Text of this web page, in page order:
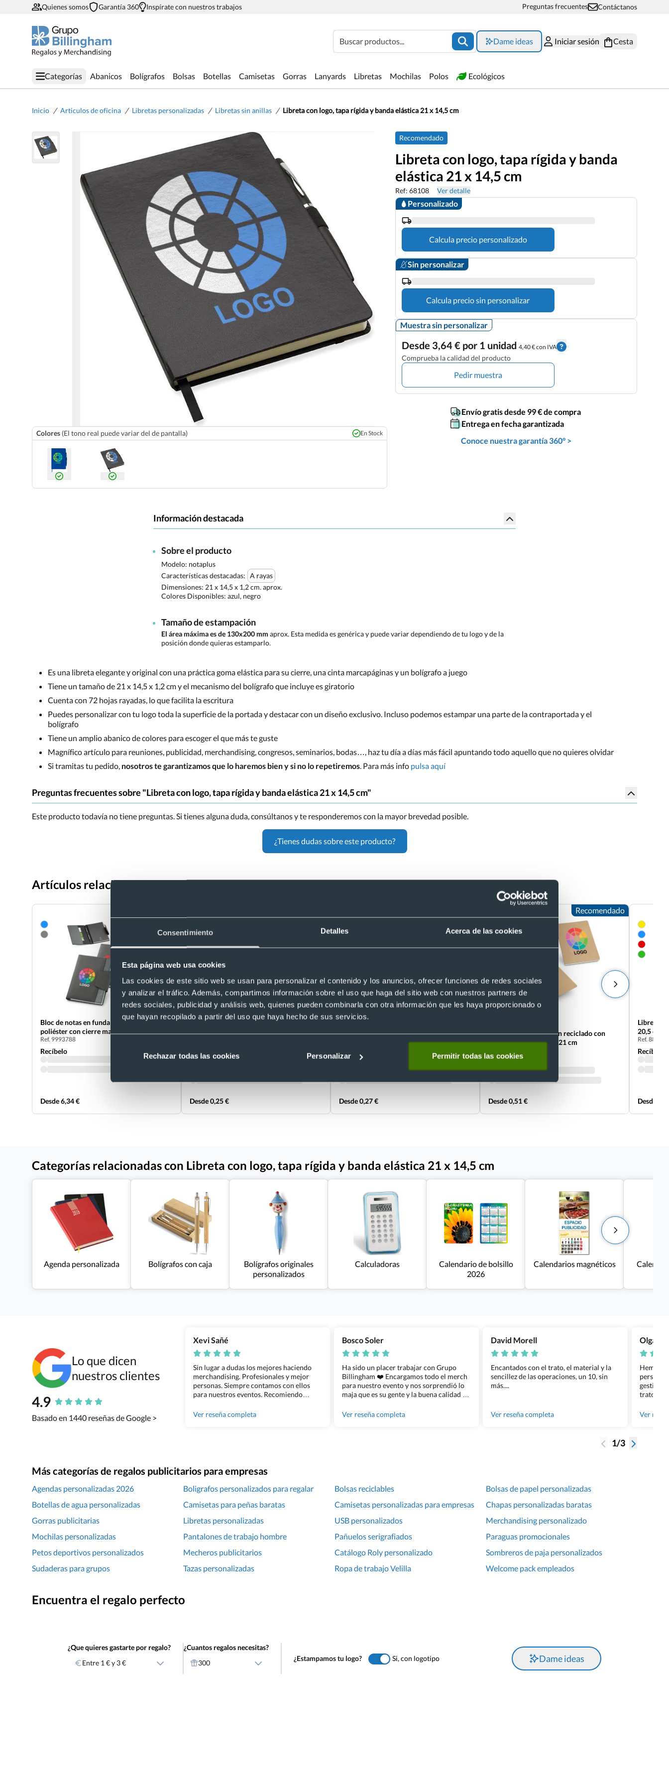
Consentimiento Detalles Acerca de las cookies
Esta página web usa cookies
Las cookies de este sitio web se usan para personalizar el contenido y los anuncios, ofrecer funciones de redes sociales
y analizar el tráfico. Además, compartimos información sobre el uso que haga del sitio web con nuestros partners de
redes sociales, publicidad y análisis web, quienes pueden combinarla con otra información que les haya proporcionado o
que hayan recopilado a partir del uso que haya hecho de sus servicios.
Rechazar todas las cookies Personalizar Permitir todas las cookies
Quienes somos Garantía 360 Inspírate con nuestros trabajos Preguntas frecuentes Contáctanos
Buscar productos... Dame ideas Iniciar sesión Cesta
Categorías Abanicos Bolígrafos Bolsas Botellas Camisetas Gorras Lanyards Libretas Mochilas Polos Ecológicos
Inicio / Articulos de oficina / Libretas personalizadas / Libretas sin anillas / Libreta con logo, tapa rígida y banda elástica 21 x 14,5 cm
Colores (El tono real puede variar del de pantalla) En Stock
Recomendado
Libreta con logo, tapa rígida y banda
elástica 21 x 14,5 cm
Ref: 68108 Ver detalle
Personalizado
Calcula precio personalizado
Sin personalizar
Calcula precio sin personalizar
Muestra sin personalizar
Desde 3,64 € por 1 unidad 4,40 € con IVA
Comprueba la calidad del producto
Pedir muestra
Envío gratis desde 99 € de compra
Entrega en fecha garantizada
Conoce nuestra garantía 360° >
Información destacada
Sobre el producto
Modelo: notaplus
Características destacadas: A rayas
Dimensiones: 21 x 14,5 x 1,2 cm. aprox.
Colores Disponibles: azul, negro
Tamaño de estampación
El área máxima es de 130x200 mm aprox. Esta medida es genérica y puede variar dependiendo de tu logo y de la
posición donde quieras estamparlo.
Es una libreta elegante y original con una práctica goma elástica para su cierre, una cinta marcapáginas y un bolígrafo a juego
Tiene un tamaño de 21 x 14,5 x 1,2 cm y el mecanismo del bolígrafo que incluye es giratorio
Cuenta con 72 hojas rayadas, lo que facilita la escritura
Puedes personalizar con tu logo toda la superficie de la portada y destacar con un diseño exclusivo. Incluso podemos estampar una parte de la contraportada y el
bolígrafo
Tiene un amplio abanico de colores para escoger el que más te guste
Magnífico artículo para reuniones, publicidad, merchandising, congresos, seminarios, bodas…, haz tu día a días más fácil apuntando todo aquello que no quieres olvidar
Si tramitas tu pedido, nosotros te garantizamos que lo haremos bien y si no lo repetiremos. Para más info pulsa aquí
Preguntas frecuentes sobre "Libreta con logo, tapa rígida y banda elástica 21 x 14,5 cm"
Este producto todavía no tiene preguntas. Si tienes alguna duda, consúltanos y te responderemos con la mayor brevedad posible.
¿Tienes dudas sobre este producto?
Artículos relacionados con Libreta con logo, tapa rígida y banda elástica 21 x 14,5 cm
Bloc de notas en funda de polipiel y
poliéster con cierre magnético 15,5 x 21,5
cm
Ref. 9993788
Recíbelo
Desde 6,34 €
Eco
Libreta de bolsillo ecológica de cartón
Desde 0,25 €
Eco
Libreta ecológica personalizada de cartón
reciclado 14,4 x 21 cm
Recíbelo
Desde 0,27 €
Recomendado
Cuaderno eco de cartón reciclado con
bolsillo interior 14,4 x 21 cm
Desde 0,51 €
Libreta
20,5 cm
Ref. 885118
Recíbelo
Desde
Categorías relacionadas con Libreta con logo, tapa rígida y banda elástica 21 x 14,5 cm
Agenda personalizada Bolígrafos con caja
Bolígrafos originales
personalizados
Calculadoras
Calendario de bolsillo
2026
Calendarios magnéticos
Lo que dicen
nuestros clientes
4.9
Basado en 1440 reseñas de Google >
Xevi Sañé
Sin lugar a dudas los mejores haciendo
merchandising. Profesionales y mejor
personas. Siempre contamos con ellos
para nuestros eventos. Recomiendo
Ver reseña completa
Bosco Soler
Ha sido un placer trabajar con Grupo
Billingham ❤️ Encargamos todo el merch
para nuestro evento y nos sorprendió lo
maja que es su gente y la buena calidad de
100% recomendado!!
Ver reseña completa
David Morell
Encantados con el trato, el material y la
sencillez de las operaciones, un 10, sin
más....
Ver reseña completa
Olga
Hemos
gestión
trato
gente
Ver
1/3
Más categorías de regalos publicitarios para empresas
Agendas personalizadas 2026 Boligrafos personalizados para regalar Bolsas reciclables
Bolsas de papel personalizadas
Botellas de agua personalizadas
Camisetas para peñas baratas Camisetas personalizadas para empresas
Chapas personalizadas baratas
Gorras publicitarias
Libretas personalizadas USB personalizados
Merchandising personalizado
Mochilas personalizadas
Pantalones de trabajo hombre Pañuelos serigrafiados
Paraguas promocionales
Petos deportivos personalizados
Mecheros publicitarios Catálogo Roly personalizado
Sombreros de paja personalizados
Sudaderas para grupos
Tazas personalizadas Ropa de trabajo Velilla Welcome pack empleados
Encuentra el regalo perfecto
¿Que quieres gastarte por regalo?
Entre 1 € y 3 €
¿Cuantos regalos necesitas?
300
¿Estampamos tu logo? Si, con logotipo Dame ideas